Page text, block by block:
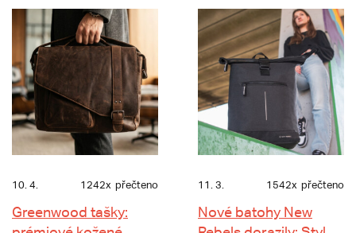
10. 4. 1242x přečteno
Greenwood tašky:
11. 3. 1542x přečteno
Nové batohy New